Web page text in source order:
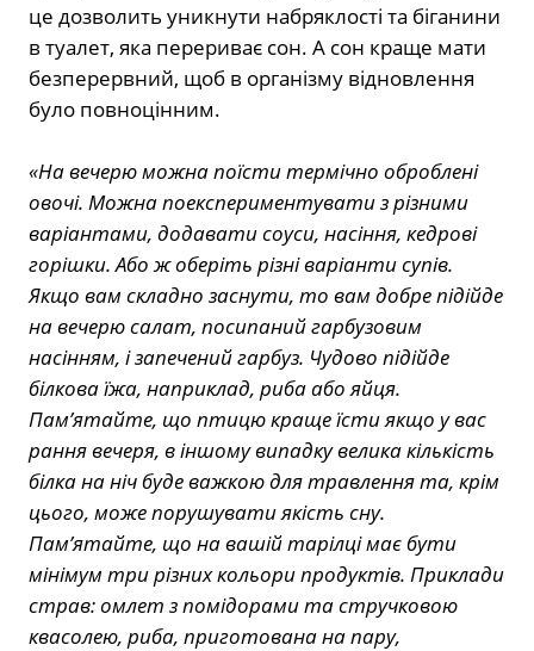
це дозволить уникнути набряклості та біганини
в туалет, яка перериває сон. А сон краще мати
безперервний, щоб в організму відновлення
було повноцінним.
«На вечерю можна поїсти термічно оброблені
овочі. Можна поекспериментувати з різними
варіантами, додавати соуси, насіння, кедрові
горішки. Або ж оберіть різні варіанти супів.
Якщо вам складно заснути, то вам добре підійде
на вечерю салат, посипаний гарбузовим
насінням, і запечений гарбуз. Чудово підійде
білкова їжа, наприклад, риба або яйця.
Пам’ятайте, що птицю краще їсти якщо у вас
рання вечеря, в іншому випадку велика кількість
білка на ніч буде важкою для травлення та, крім
цього, може порушувати якість сну.
Пам’ятайте, що на вашій тарілці має бути
мінімум три різних кольори продуктів. Приклади
страв: омлет з помідорами та стручковою
квасолею, риба, приготована на пару,